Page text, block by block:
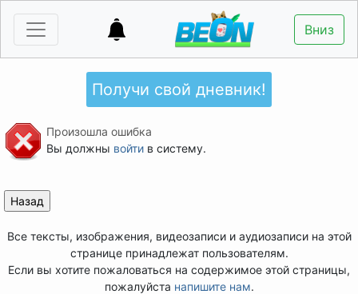
Вниз
Получи свой дневник!
Произошла ошибка
Вы должны войтив систему.
Все тексты, изображения, видеозаписи и аудиозаписи на этой
странице принадлежат пользователям.
Если вы хотите пожаловаться на содержимое этой страницы,
пожалуйста напишите нам.